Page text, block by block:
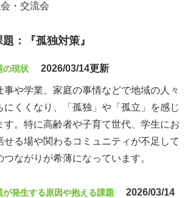
・交流会
：『孤独対策』
の現状 2026/03/14更新
事や学業、家庭の事情などで地域の人々
にくくなり、「孤独」や「孤立」を感じ
す。特に高齢者や子育て世代、学生にお
せる場や関わるコミュニティが不足して
ながりが希薄になっています。
が発生する原因や抱える課題
2026/03/14